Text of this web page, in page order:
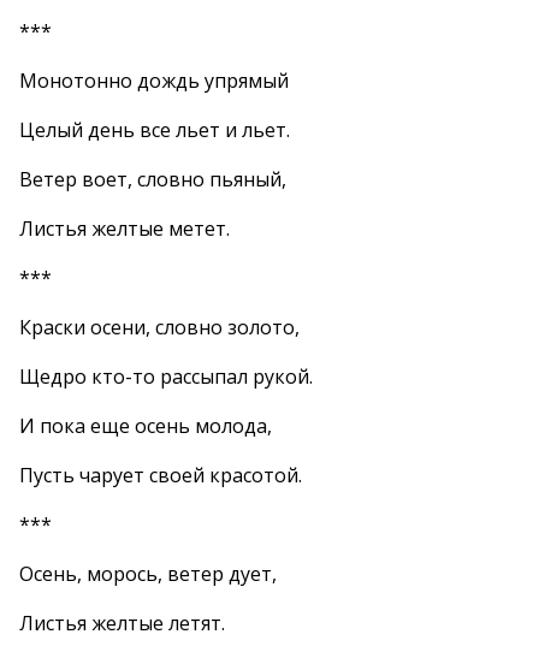
***
Монотонно дождь упрямый
Целый день все льет и льет.
Ветер воет, словно пьяный,
Листья желтые метет.
***
Краски осени, словно золото,
Щедро кто-то рассыпал рукой.
И пока еще осень молода,
Пусть чарует своей красотой.
***
Осень, морось, ветер дует,
Листья желтые летят.